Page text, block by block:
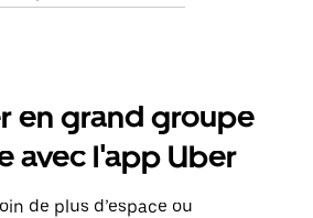
en grand groupe
avec l'app Uber
de plus d’espace ou